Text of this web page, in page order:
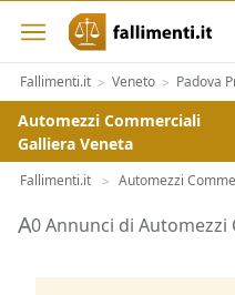
Fallimenti.it > Veneto > Padova
Automezzi Commerciali
Galliera Veneta
Fallimenti.it > Automezzi
Aste di Automezzi Commerciali Galliera Veneta
0 Annunci di Automezzi